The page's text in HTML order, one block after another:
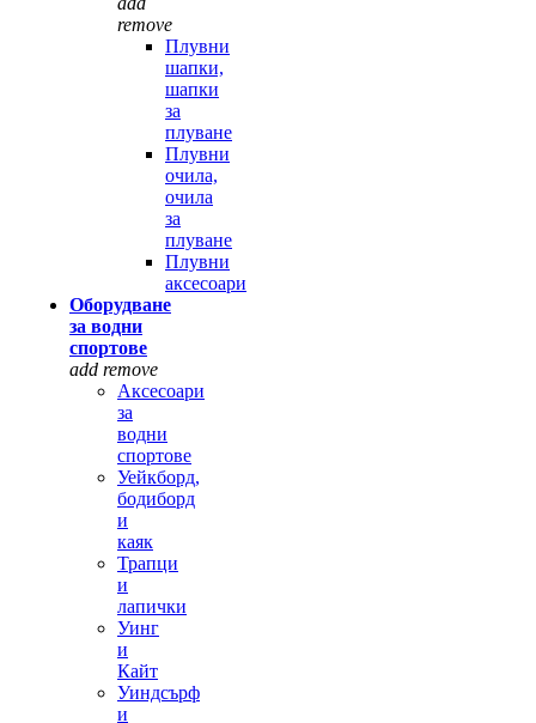
remove
Плувни
шапки,
шапки
за
плуване
Плувни
очила,
очила
за
плуване
Плувни
аксесоари
Оборудване
за водни
спортове
add remove
Аксесоари
за
водни
спортове
Уейкборд,
бодиборд
и
каяк
Трапци
и
лапички
Уинг
и
Кайт
Уиндсърф
и